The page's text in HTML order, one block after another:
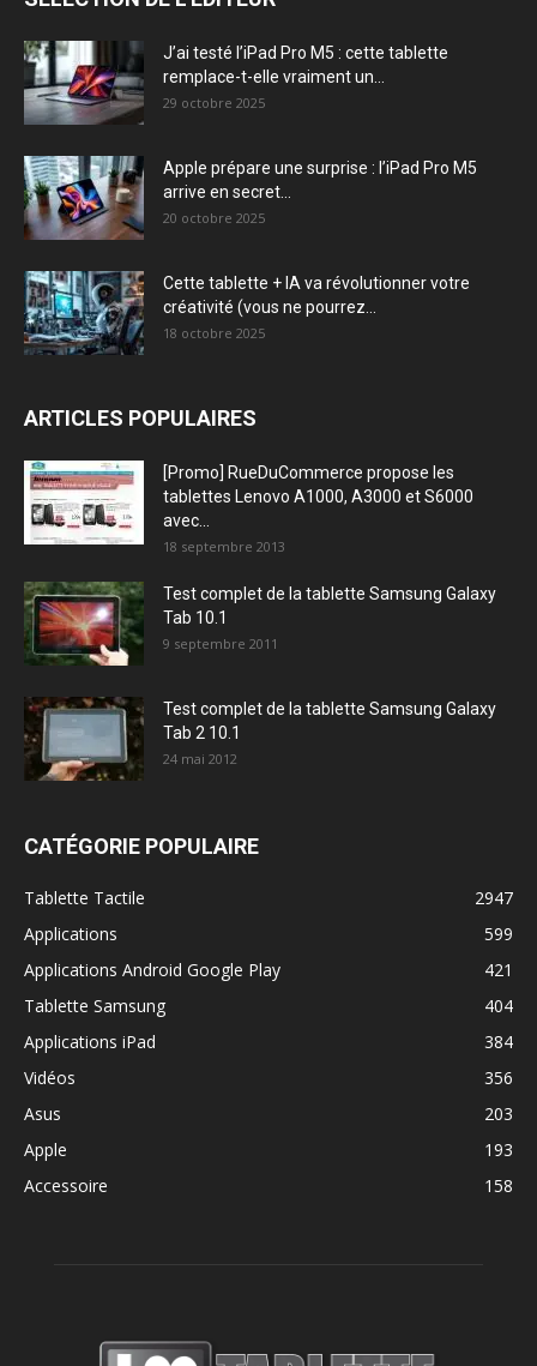
J’ai testé l’iPad Pro M5 : cette tablette
remplace-t-elle vraiment un...
29 octobre 2025
Apple prépare une surprise : l’iPad Pro M5
arrive en secret...
20 octobre 2025
Cette tablette + IA va révolutionner votre
créativité (vous ne pourrez...
18 octobre 2025
ARTICLES POPULAIRES
[Promo] RueDuCommerce propose les
tablettes Lenovo A1000, A3000 et S6000
avec...
18 septembre 2013
Test complet de la tablette Samsung Galaxy
Tab 10.1
9 septembre 2011
Test complet de la tablette Samsung Galaxy
Tab 2 10.1
24 mai 2012
CATÉGORIE POPULAIRE
Tablette Tactile
2947
Applications
599
Applications Android Google Play
421
Tablette Samsung
404
Applications iPad
384
Vidéos
356
Asus
203
Apple
193
Accessoire
158